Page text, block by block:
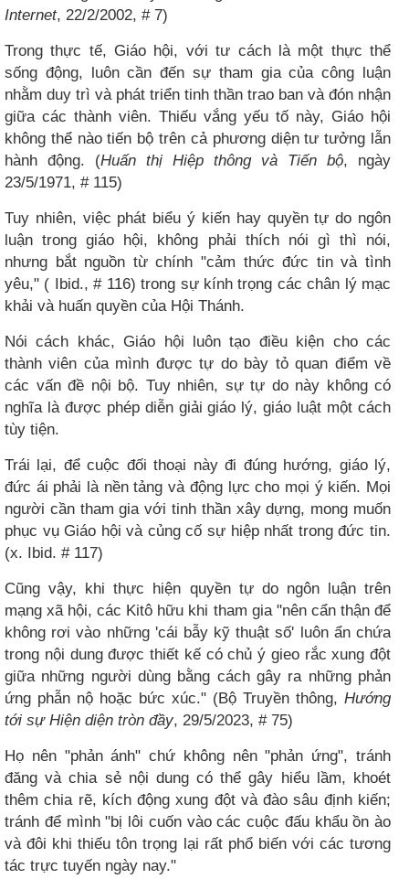
Internet, 22/2/2002, # 7)
Trong thực tế, Giáo hội, với tư cách là một thực thể
sống động, luôn cần đến sự tham gia của công luận
nhằm duy trì và phát triển tinh thần trao ban và đón nhận
giữa các thành viên. Thiếu vắng yếu tố này, Giáo hội
không thể nào tiến bộ trên cả phương diện tư tưởng lẫn
hành động. (Huấn thị Hiệp thông và Tiến bộ, ngày
23/5/1971, # 115)
Tuy nhiên, việc phát biểu ý kiến hay quyền tự do ngôn
luận trong giáo hội, không phải thích nói gì thì nói,
nhưng bắt nguồn từ chính "cảm thức đức tin và tình
yêu," ( Ibid., # 116) trong sự kính trọng các chân lý mạc
khải và huấn quyền của Hội Thánh.
Nói cách khác, Giáo hội luôn tạo điều kiện cho các
thành viên của mình được tự do bày tỏ quan điểm về
các vấn đề nội bộ. Tuy nhiên, sự tự do này không có
nghĩa là được phép diễn giải giáo lý, giáo luật một cách
tùy tiện.
Trái lại, để cuộc đối thoại này đi đúng hướng, giáo lý,
đức ái phải là nền tảng và động lực cho mọi ý kiến. Mọi
người cần tham gia với tinh thần xây dựng, mong muốn
phục vụ Giáo hội và củng cố sự hiệp nhất trong đức tin.
(x. Ibid. # 117)
Cũng vậy, khi thực hiện quyền tự do ngôn luận trên
mạng xã hội, các Kitô hữu khi tham gia "nên cẩn thận để
không rơi vào những 'cái bẫy kỹ thuật số' luôn ẩn chứa
trong nội dung được thiết kế có chủ ý gieo rắc xung đột
giữa những người dùng bằng cách gây ra những phản
ứng phẫn nộ hoặc bức xúc." (Bộ Truyền thông, Hướng
tới sự Hiện diện tròn đầy, 29/5/2023, # 75)
Họ nên "phản ánh" chứ không nên "phản ứng", tránh
đăng và chia sẻ nội dung có thể gây hiểu lầm, khoét
thêm chia rẽ, kích động xung đột và đào sâu định kiến;
tránh để mình "bị lôi cuốn vào các cuộc đấu khẩu ồn ào
và đôi khi thiếu tôn trọng lại rất phổ biến với các tương
tác trực tuyến ngày nay."